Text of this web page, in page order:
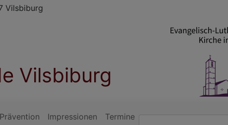
Vilsbiburg
Vilsbiburg
Prävention Impressionen TermineSuche